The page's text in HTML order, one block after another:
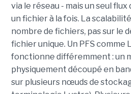
via le réseau - mais un seul
un fichier à la fois. La
nombre de fichiers, pas sur le
fichier unique. Un PFS comme
fonctionne différemment : un
physiquement découpé en
sur plusieurs nœuds de